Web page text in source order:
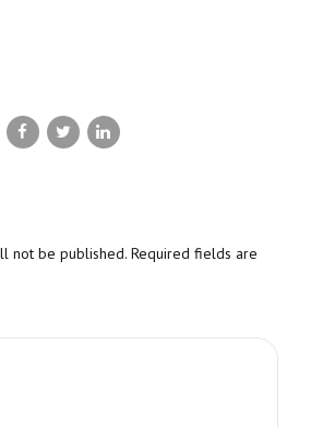
not be published. Required fields are